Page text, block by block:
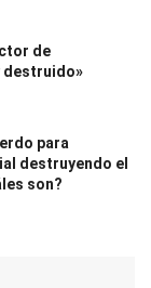
de
destruido»
para
destruyendo el
son?